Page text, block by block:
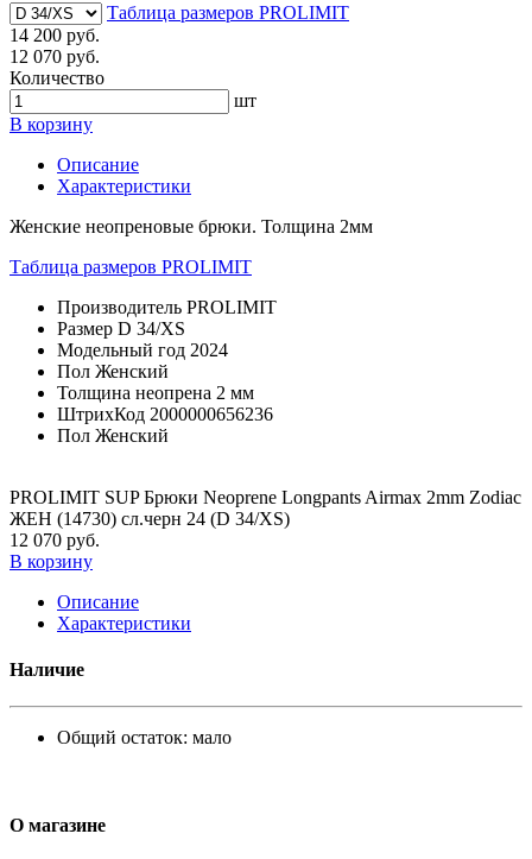
Таблица размеров PROLIMIT
14 200 руб.
12 070 руб.
Количество
шт
В корзину
Описание
Характеристики
Женские неопреновые брюки. Толщина 2мм
Таблица размеров PROLIMIT
Производитель PROLIMIT
Размер D 34/XS
Модельный год 2024
Пол Женский
Толщина неопрена 2 мм
ШтрихКод 2000000656236
Пол Женский
PROLIMIT SUP Брюки Neoprene Longpants Airmax 2mm Zodiac
ЖЕН (14730) сл.черн 24 (D 34/XS)
12 070 руб.
В корзину
Описание
Характеристики
Наличие
Общий остаток: мало
О магазине